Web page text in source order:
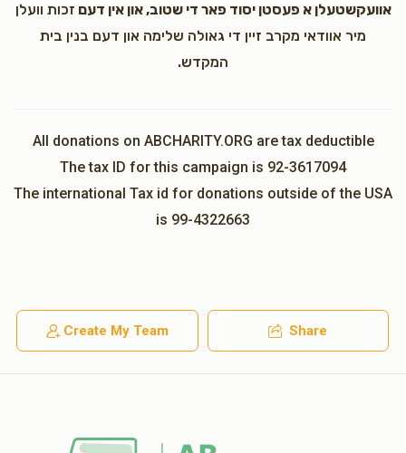
אוועקשטעלן א פעסטן יסוד פאר די שטוב, און אין דעם זכות וועלן
מיר אוודאי מקרב זיין די גאולה שלימה און דעם בנין בית
המקדש.
All donations on ABCHARITY.ORG are tax deductible
The tax ID for this campaign is 92-3617094
The international Tax id for donations outside of the USA
is 99-4322663
Create My Team Share